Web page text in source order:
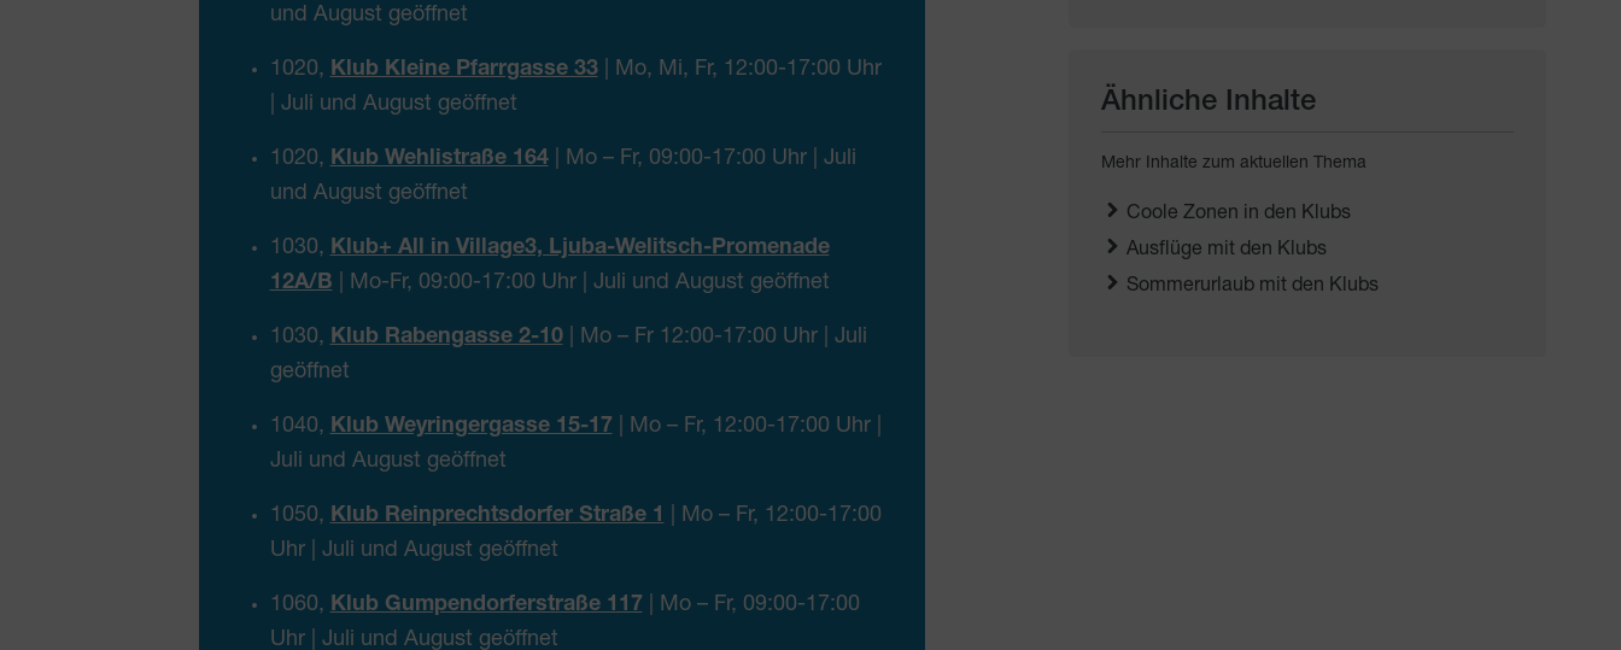
und August geöffnet
1020, Klub Kleine Pfarrgasse 33| Mo, Mi, Fr, 12:00-17:00 Uhr
| Juli und August geöffnet
1020, Klub Wehlistraße 164| Mo – Fr, 09:00-17:00 Uhr | Juli
und August geöffnet
1030, Klub+ All in Village3, Ljuba-Welitsch-Promenade
12A/B | Mo-Fr, 09:00-17:00 Uhr | Juli und August geöffnet
1030, Klub Rabengasse 2-10| Mo – Fr 12:00-17:00 Uhr | Juli
geöffnet
1040, Klub Weyringergasse 15-17 | Mo – Fr, 12:00-17:00 Uhr |
Juli und August geöffnet
1050, Klub Reinprechtsdorfer Straße 1
| Mo – Fr, 12:00-17:00
Uhr | Juli und August geöffnet
1060, Klub Gumpendorferstraße 117 | Mo – Fr, 09:00-17:00
Uhr | Juli und August geöffnet
Ähnliche Inhalte
Mehr Inhalte zum aktuellen Thema
Coole Zonen in den Klubs
Ausflüge mit den Klubs
Sommerurlaub mit den Klubs